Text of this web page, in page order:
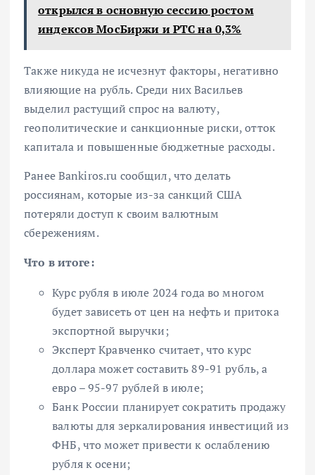
открылся в основную сессию ростом
индексов МосБиржи и РТС на 0,3%
Также никуда не исчезнут факторы, негативно
влияющие на рубль. Среди них Васильев
выделил растущий спрос на валюту,
геополитические и санкционные риски, отток
капитала и повышенные бюджетные расходы.
Ранее Bankiros.ru сообщил, что делать
россиянам, которые из-за санкций США
потеряли доступ к своим валютным
сбережениям.
Что в итоге:
Курс рубля в июле 2024 года во многом
будет зависеть от цен на нефть и притока
экспортной выручки;
Эксперт Кравченко считает, что курс
доллара может составить 89-91 рубль, а
евро – 95-97 рублей в июле;
Банк России планирует сократить продажу
валюты для зеркалирования инвестиций из
ФНБ, что может привести к ослаблению
рубля к осени;